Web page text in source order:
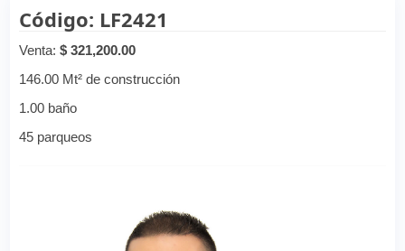
Código: LF2421
Venta:$ 321,200.00
146.00 Mt² de construcción
1.00 baño
45 parqueos